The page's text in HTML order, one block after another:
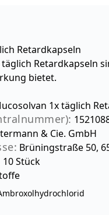
Retardkapseln
Retardkapseln
bietet.
1x täglich
& Cie. GmbH
Brüningstraße 50,
10 Stück